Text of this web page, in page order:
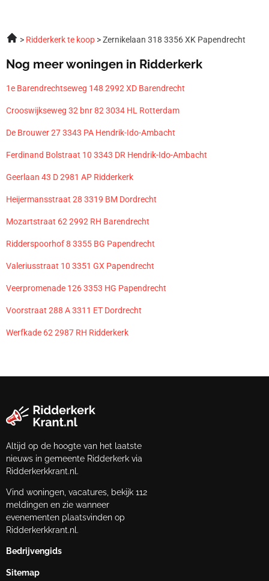
Ridderkerk te koop Zernikelaan 318 3356 XK Papendrecht
Nog meer woningen in Ridderkerk
1e Barendrechtseweg 148 2992 XD Barendrecht
Crooswijkseweg 32 bnr 82 3034 HL Rotterdam
De Brouwer 27 3343 PA Hendrik-Ido-Ambacht
Ferdinand Bolstraat 10 3343 DR Hendrik-Ido-Ambacht
Geerlaan 43 D 2981 AP Ridderkerk
Heijermansstraat 28 3319 BM Dordrecht
Mozartstraat 62 2992 RH Barendrecht
Ridderspoorhof 8 3355 BG Papendrecht
Valeriusstraat 10 3351 GX Papendrecht
Veerpromenade 126 3353 HG Papendrecht
Voorstraat 288 A 3311 ET Dordrecht
Werfkade 62 2987 RH Ridderkerk
Altijd op de hoogte van het laatste
nieuws in gemeente Ridderkerk via
Ridderkerkkrant.nl.
Vind woningen, vacatures, bekijk 112
meldingen en zie wanneer
evenementen plaatsvinden op
Ridderkerkkrant.nl.
Bedrijvengids
Sitemap